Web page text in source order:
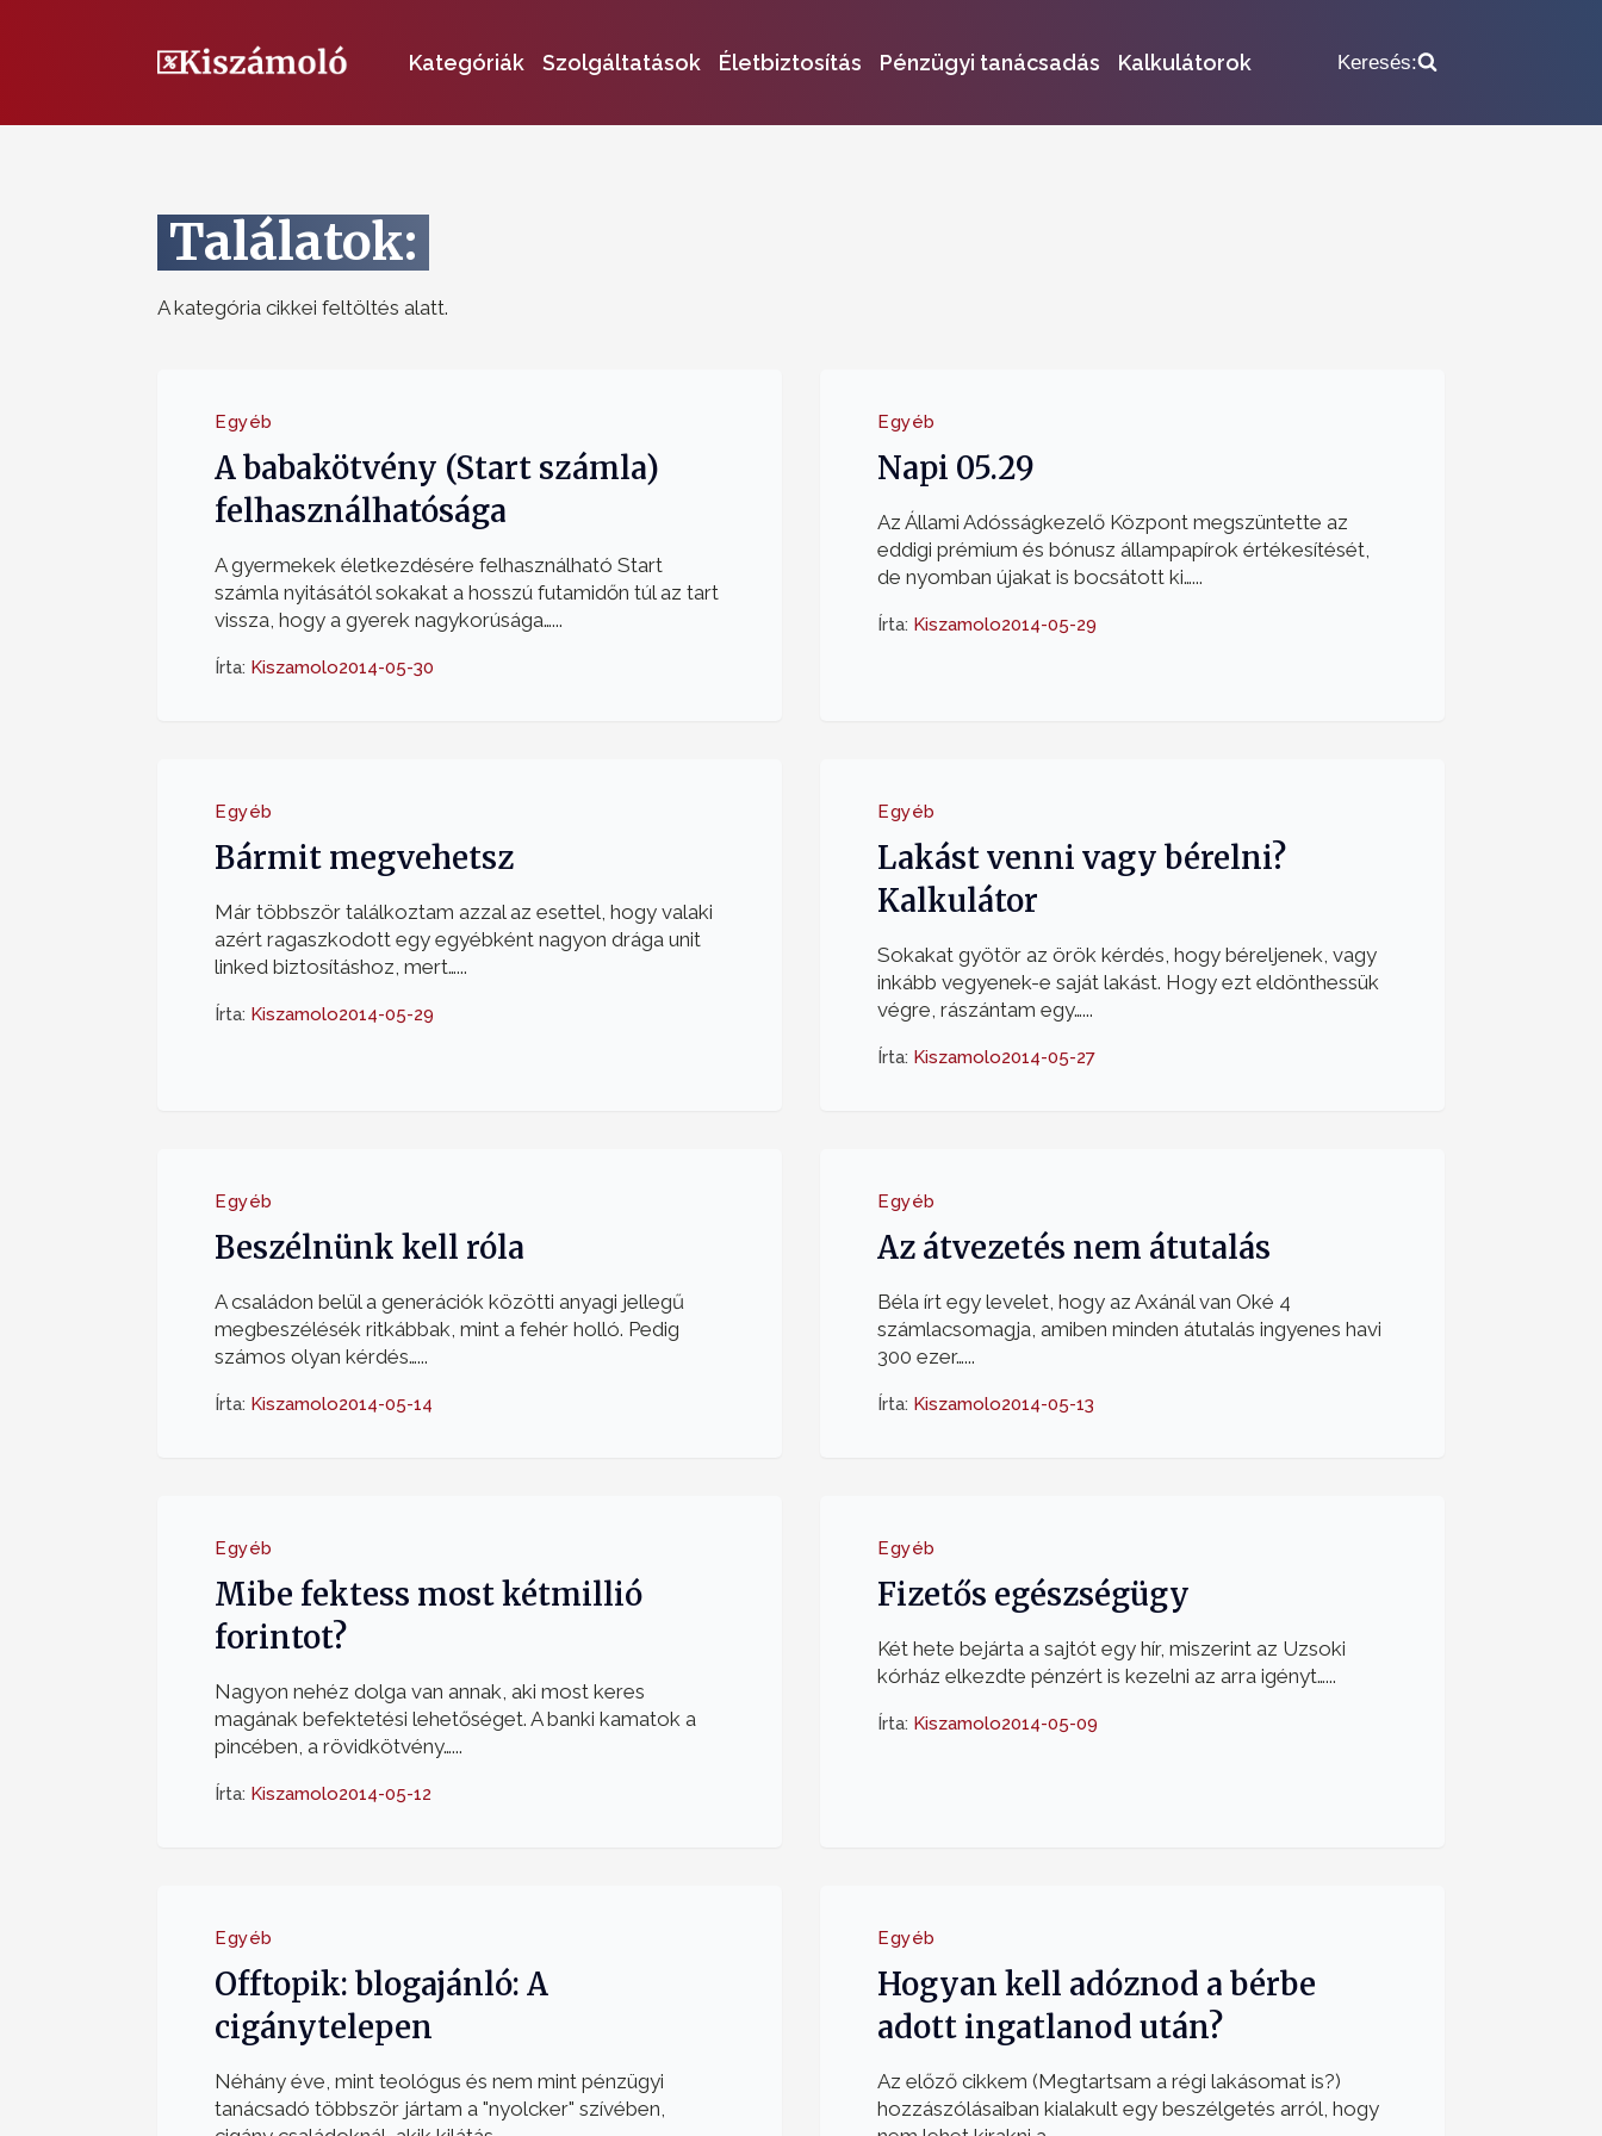
Kategóriák Szolgáltatások Életbiztosítás Pénzügyi tanácsadás Kalkulátorok Keresés:
Találatok:
A kategória cikkei feltöltés alatt.
Egyéb
A babakötvény (Start számla)
felhasználhatósága
A gyermekek életkezdésére felhasználható Start
számla nyitásától sokakat a hosszú futamidőn túl az tart
vissza, hogy a gyerek nagykorúsága…...
Írta: Kiszamolo2014-05-30
Egyéb
Napi 05.29
Az Állami Adósságkezelő Központ megszüntette az
eddigi prémium és bónusz állampapírok értékesítését,
de nyomban újakat is bocsátott ki…...
Írta: Kiszamolo2014-05-29
Egyéb
Bármit megvehetsz
Már többször találkoztam azzal az esettel, hogy valaki
azért ragaszkodott egy egyébként nagyon drága unit
linked biztosításhoz, mert…...
Írta: Kiszamolo2014-05-29
Egyéb
Lakást venni vagy bérelni?
Kalkulátor
Sokakat gyötör az örök kérdés, hogy béreljenek, vagy
inkább vegyenek-e saját lakást. Hogy ezt eldönthessük
végre, rászántam egy…...
Írta: Kiszamolo2014-05-27
Egyéb
Beszélnünk kell róla
A családon belül a generációk közötti anyagi jellegű
megbeszélésék ritkábbak, mint a fehér holló. Pedig
számos olyan kérdés…...
Írta: Kiszamolo2014-05-14
Egyéb
Az átvezetés nem átutalás
Béla írt egy levelet, hogy az Axánál van Oké 4
számlacsomagja, amiben minden átutalás ingyenes havi
300 ezer…...
Írta: Kiszamolo2014-05-13
Egyéb
Mibe fektess most kétmillió
forintot?
Nagyon nehéz dolga van annak, aki most keres
magának befektetési lehetőséget. A banki kamatok a
pincében, a rövidkötvény…...
Írta: Kiszamolo2014-05-12
Egyéb
Fizetős egészségügy
Két hete bejárta a sajtót egy hír, miszerint az Uzsoki
kórház elkezdte pénzért is kezelni az arra igényt…...
Írta: Kiszamolo2014-05-09
Egyéb
Offtopik: blogajánló: A
cigánytelepen
Néhány éve, mint teológus és nem mint pénzügyi
tanácsadó többször jártam a "nyolcker" szívében,
Egyéb
Hogyan kell adóznod a bérbe
adott ingatlanod után?
Az előző cikkem (Megtartsam a régi lakásomat is?)
hozzászólásaiban kialakult egy beszélgetés arról, hogy